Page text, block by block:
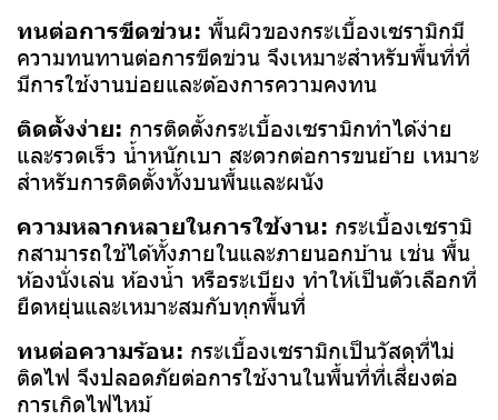
ทนต่อการขีดข่วน: พื้นผิวของกระเบื้องเซรามิกมี
ความทนทานต่อการขีดข่วน จึงเหมาะสำหรับพื้นที่ที่
มีการใช้งานบ่อยและต้องการความคงทน
ติดตั้งง่าย: การติดตั้งกระเบื้องเซรามิกทำได้ง่าย
และรวดเร็ว น้ำหนักเบา สะดวกต่อการขนย้าย เหมาะ
สำหรับการติดตั้งทั้งบนพื้นและผนัง
ความหลากหลายในการใช้งาน: กระเบื้องเซรามิ
กสามารถใช้ได้ทั้งภายในและภายนอกบ้าน เช่น พื้น
ห้องนั่งเล่น ห้องน้ำ หรือระเบียง ทำให้เป็นตัวเลือกที่
ยืดหยุ่นและเหมาะสมกับทุกพื้นที่
ทนต่อความร้อน: กระเบื้องเซรามิกเป็นวัสดุที่ไม่
ติดไฟ จึงปลอดภัยต่อการใช้งานในพื้นที่ที่เสี่ยงต่อ
การเกิดไฟไหม้